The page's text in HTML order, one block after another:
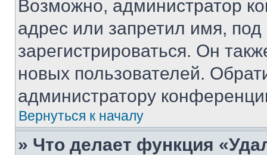
Возможно, администратор
адрес или запретил имя,
зарегистрироваться. Он
новых пользователей.
администратору
Вернуться к началу
» Что делает функция